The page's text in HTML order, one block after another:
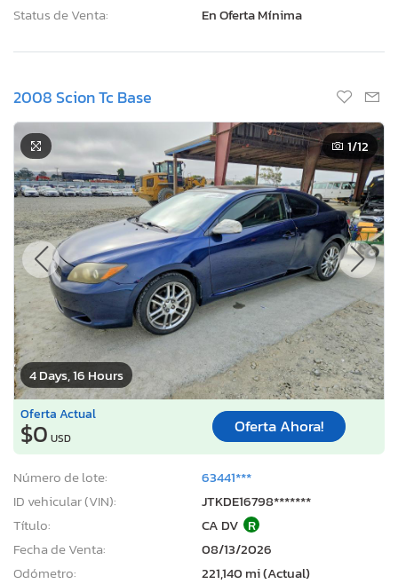
Status de Venta:
En Oferta Mínima
2008 Scion Tc Base
4 Days, 16 Hours
1/12
Oferta Actual
$0 USD
Oferta Ahora!
Número de lote:
63441***
ID vehicular (VIN):
JTKDE16798*******
Título:
CA DV R
Fecha de Venta:
08/13/2026
Odómetro:
221,140 mi (Actual)